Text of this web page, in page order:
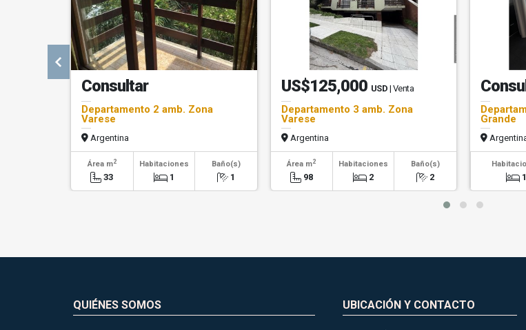
Consultar
Departamento 2 amb. Zona
Varese
Argentina
Área m2
33
Habitaciones
1
Baño(s)
1
US$125,000 USD | Venta
Departamento 3 amb. Zona
Varese
Argentina
Área m2
98
Habitaciones
2
Baño(s)
2
Grande
1
QUIÉNES SOMOS UBICACIÓN Y CONTACTO